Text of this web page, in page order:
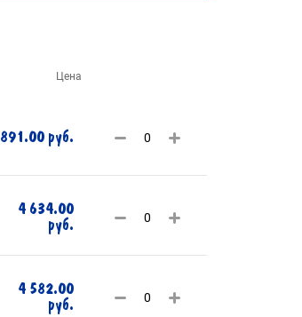
Цена
891.00 руб.
4 634.00
руб.
4 582.00
руб.